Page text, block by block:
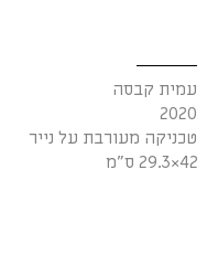
עמית קבסה
2020
טכניקה מעורבת על נייר
42×29.3 ס"מ